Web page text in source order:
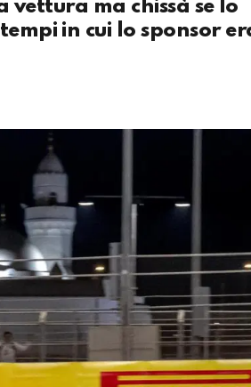
vettura ma chissà se lo
in cui lo sponsor